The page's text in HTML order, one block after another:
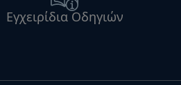
Εγχειρίδια Οδηγιών